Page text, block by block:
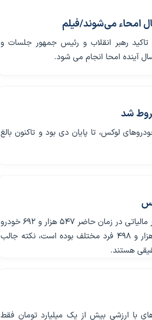
امحاء می‌شوند/فیلم
رهبر انقلاب و رئیس جمهور جلسات و
آینده امحا انجام می شود.
شد
لوکس، تا پایان دی بود و تاکنون بالغ
با توجه به داده‌های اعلام‌ شده به سازمان امور مالیاتی در زمان حاضر ۵۴۷ هزار و ۶۹۲ خودرو
شناسایی شده که این تعداد متعلق به ۲۷۲ هزار و ۴۹۸ فرد مختلف بوده است، نکته جالب
هستند.
با ارزشی بیش از یک میلیارد تومان فقط